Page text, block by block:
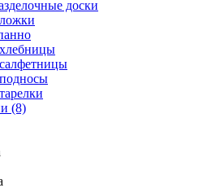
доски
(8)